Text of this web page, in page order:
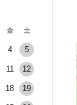
金 土
4 5
11 12
18 19